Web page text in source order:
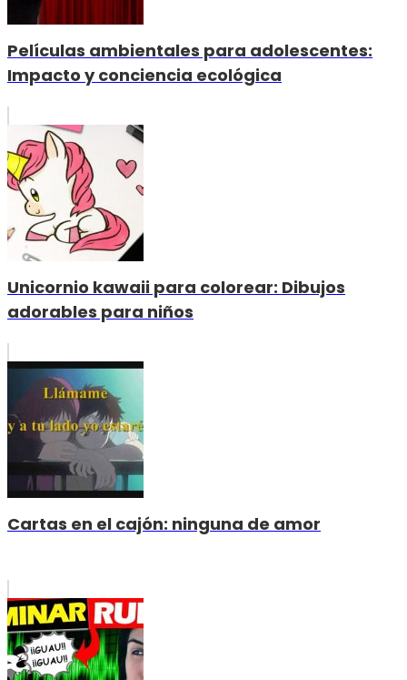
Películas ambientales para adolescentes:
Impacto y conciencia ecológica
Unicornio kawaii para colorear: Dibujos
adorables para niños
Cartas en el cajón: ninguna de amor